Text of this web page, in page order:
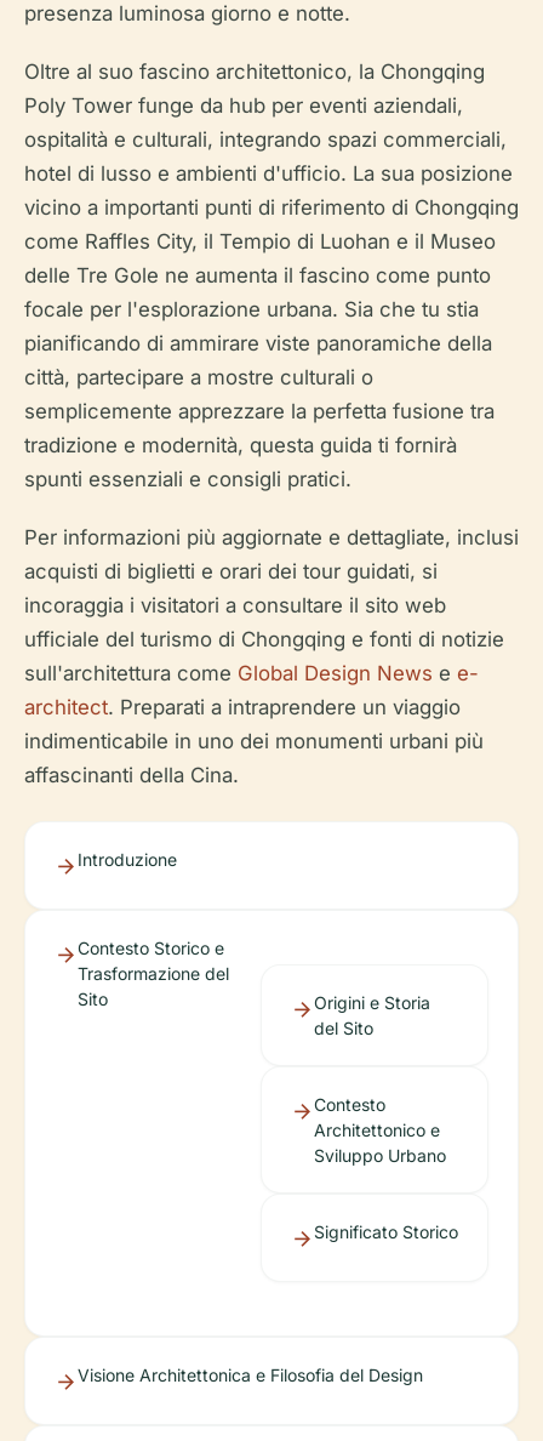
presenza luminosa giorno e notte.
Oltre al suo fascino architettonico, la Chongqing
Poly Tower funge da hub per eventi aziendali,
ospitalità e culturali, integrando spazi commerciali,
hotel di lusso e ambienti d'ufficio. La sua posizione
vicino a importanti punti di riferimento di Chongqing
come Raffles City, il Tempio di Luohan e il Museo
delle Tre Gole ne aumenta il fascino come punto
focale per l'esplorazione urbana. Sia che tu stia
pianificando di ammirare viste panoramiche della
città, partecipare a mostre culturali o
semplicemente apprezzare la perfetta fusione tra
tradizione e modernità, questa guida ti fornirà
spunti essenziali e consigli pratici.
Per informazioni più aggiornate e dettagliate, inclusi
acquisti di biglietti e orari dei tour guidati, si
incoraggia i visitatori a consultare il sito web
ufficiale del turismo di Chongqing e fonti di notizie
sull'architettura come Global Design News e e-
architect. Preparati a intraprendere un viaggio
indimenticabile in uno dei monumenti urbani più
affascinanti della Cina.
Introduzione
Contesto Storico e
Trasformazione del
Sito
Origini e Storia
del Sito
Contesto
Architettonico e
Sviluppo Urbano
Significato Storico
Visione Architettonica e Filosofia del Design